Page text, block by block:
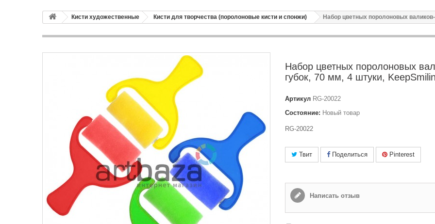
Кисти художественные Кисти для творчества (поролоновые кисти и спонжи) Набор цветных поролоновых
Набор цветных поролоновых
губок, 70 мм, 4 штуки,
Артикул RG-20022
Состояние: Новый товар
RG-20022
Твит Поделиться Pinterest
Написать отзыв